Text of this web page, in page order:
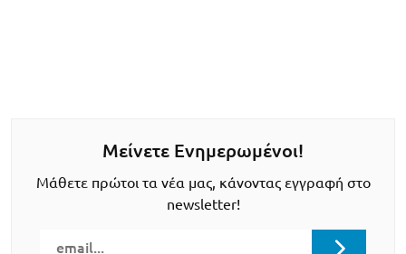
Μείνετε Ενημερωμένοι!
Μάθετε πρώτοι τα νέα μας, κάνοντας εγγραφή στο
newsletter!